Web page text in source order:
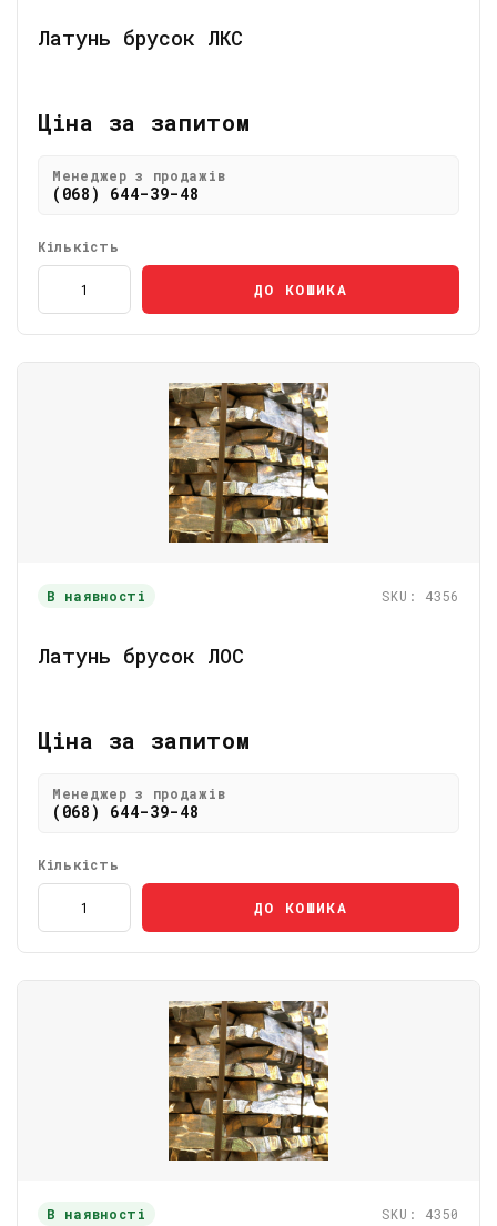
Латунь брусок ЛКС
Ціна за запитом
Менеджер з продажів
(068) 644-39-48
Кількість
ДО КОШИКА
В наявності SKU: 4356
Латунь брусок ЛОС
Ціна за запитом
Менеджер з продажів
(068) 644-39-48
Кількість
ДО КОШИКА
В наявності SKU: 4350